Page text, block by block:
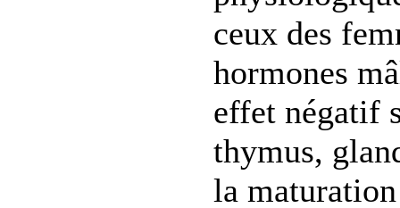
ceux des
hormones
effet négatif
thymus,
la